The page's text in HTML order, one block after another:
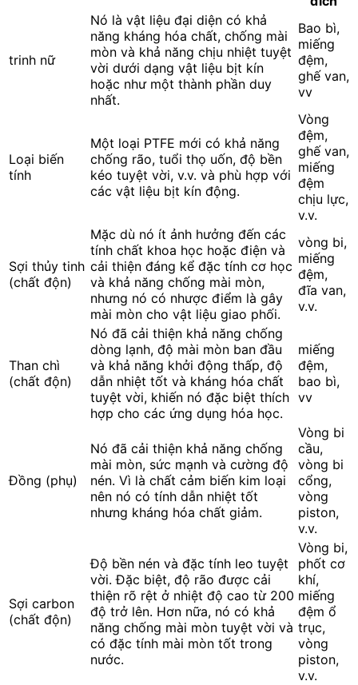
trinh nữ
Nó là vật liệu đại diện có khả
năng kháng hóa chất, chống mài
mòn và khả năng chịu nhiệt tuyệt
vời dưới dạng vật liệu bịt kín
hoặc như một thành phần duy
nhất.
Bao bì,
miếng
đệm,
ghế van,
vv
Loại biến
tính
Một loại PTFE mới có khả năng
chống rão, tuổi thọ uốn, độ bền
kéo tuyệt vời, v.v. và phù hợp với
các vật liệu bịt kín động.
Vòng
đệm,
ghế van,
miếng
đệm
chịu lực,
v.v.
Sợi thủy tinh
(chất độn)
Mặc dù nó ít ảnh hưởng đến các
tính chất khoa học hoặc điện và
cải thiện đáng kể đặc tính cơ học
và khả năng chống mài mòn,
nhưng nó có nhược điểm là gây
mài mòn cho vật liệu giao phối.
vòng bi,
miếng
đệm,
đĩa van,
v.v.
Than chì
(chất độn)
Nó đã cải thiện khả năng chống
dòng lạnh, độ mài mòn ban đầu
và khả năng khởi động thấp, độ
dẫn nhiệt tốt và kháng hóa chất
tuyệt vời, khiến nó đặc biệt thích
hợp cho các ứng dụng hóa học.
miếng
đệm,
bao bì,
vv
Đồng (phụ)
Nó đã cải thiện khả năng chống
mài mòn, sức mạnh và cường độ
nén. Vì là chất cảm biến kim loại
nên nó có tính dẫn nhiệt tốt
nhưng kháng hóa chất giảm.
Vòng bi
cầu,
vòng bi
cổng,
vòng
piston,
v.v.
Sợi carbon
(chất độn)
Độ bền nén và đặc tính leo tuyệt
vời. Đặc biệt, độ rão được cải
thiện rõ rệt ở nhiệt độ cao từ 200
độ trở lên. Hơn nữa, nó có khả
năng chống mài mòn tuyệt vời và
có đặc tính mài mòn tốt trong
nước.
Vòng bi,
phốt cơ
khí,
miếng
đệm ổ
trục,
vòng
piston,
v.v.